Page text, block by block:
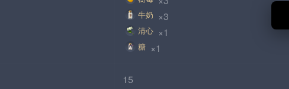
牛奶 ×3
清心 ×1
糖 ×1
15